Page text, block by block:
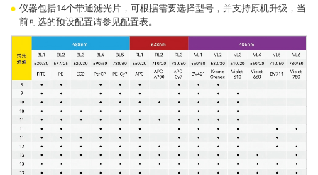
仪器包括14个带通滤光片，可根据需要选择型号，并支持原机升级，当
前可选的预设配置请参见配置表。